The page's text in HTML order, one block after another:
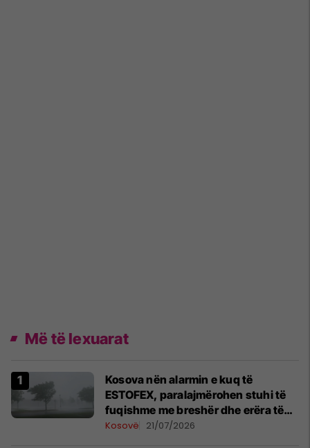
Më të lexuarat
Kosova nën alarmin e kuq të
ESTOFEX, paralajmërohen stuhi të
fuqishme me breshër dhe erëra të
forta
Kosovë 21/07/2026